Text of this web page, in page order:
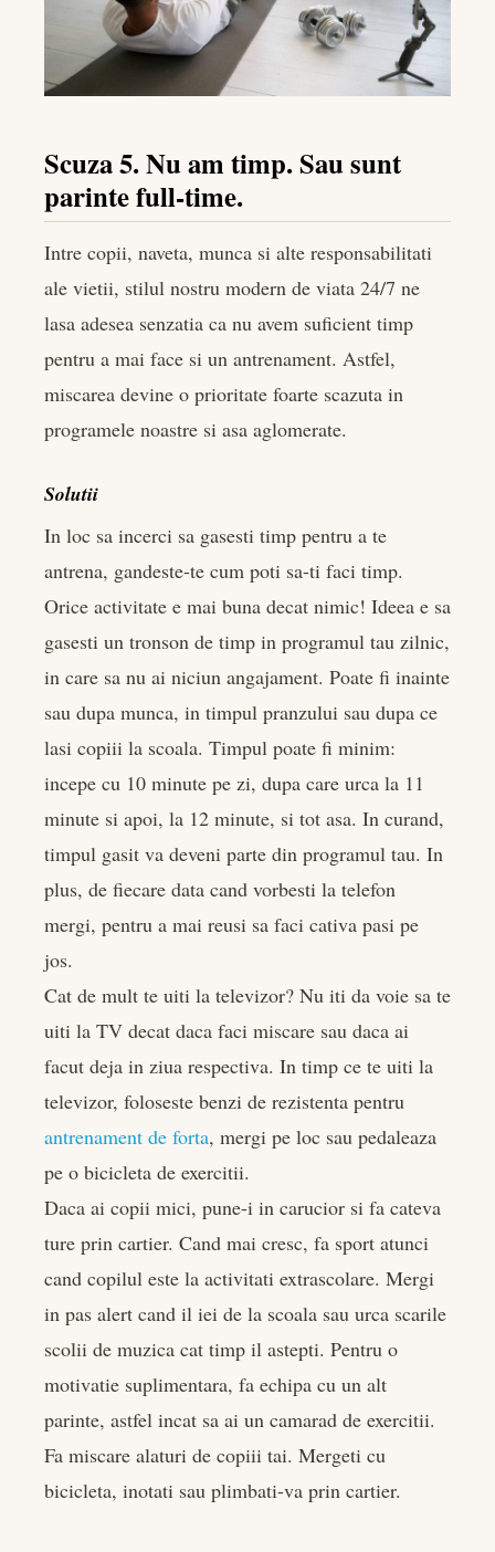
Scuza 5. Nu am timp. Sau sunt
parinte full-time.
Intre copii, naveta, munca si alte responsabilitati
ale vietii, stilul nostru modern de viata 24/7 ne
lasa adesea senzatia ca nu avem suficient timp
pentru a mai face si un antrenament. Astfel,
miscarea devine o prioritate foarte scazuta in
programele noastre si asa aglomerate.
Solutii
In loc sa incerci sa gasesti timp pentru a te
antrena, gandeste-te cum poti sa-ti faci timp.
Orice activitate e mai buna decat nimic! Ideea e sa
gasesti un tronson de timp in programul tau zilnic,
in care sa nu ai niciun angajament. Poate fi inainte
sau dupa munca, in timpul pranzului sau dupa ce
lasi copiii la scoala. Timpul poate fi minim:
incepe cu 10 minute pe zi, dupa care urca la 11
minute si apoi, la 12 minute, si tot asa. In curand,
timpul gasit va deveni parte din programul tau. In
plus, de fiecare data cand vorbesti la telefon
mergi, pentru a mai reusi sa faci cativa pasi pe
jos.
Cat de mult te uiti la televizor? Nu iti da voie sa te
uiti la TV decat daca faci miscare sau daca ai
facut deja in ziua respectiva. In timp ce te uiti la
televizor, foloseste benzi de rezistenta pentru
antrenament de forta, mergi pe loc sau pedaleaza
pe o bicicleta de exercitii.
Daca ai copii mici, pune-i in carucior si fa cateva
ture prin cartier. Cand mai cresc, fa sport atunci
cand copilul este la activitati extrascolare. Mergi
in pas alert cand il iei de la scoala sau urca scarile
scolii de muzica cat timp il astepti. Pentru o
motivatie suplimentara, fa echipa cu un alt
parinte, astfel incat sa ai un camarad de exercitii.
Fa miscare alaturi de copiii tai. Mergeti cu
bicicleta, inotati sau plimbati-va prin cartier.